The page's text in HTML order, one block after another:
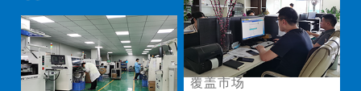
覆盖市场